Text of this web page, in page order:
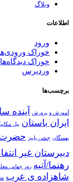
وبلاگ
اطلاعات
ورود
خوراک
خوراک دیدگاه‌ها
وردپرس
برچسب‌ها
آموزش و پرورش آینده
ایران باستان بیل
بهمنگان جشن پاییز حضرت
دبیرستان غیر
رهنما/آتیه روز جهانی
شاهزاده ی عرب